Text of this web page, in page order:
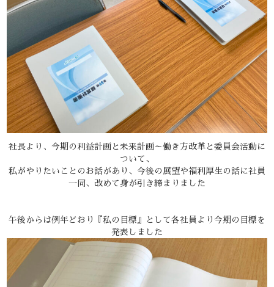
社長より、今期の利益計画と未来計画～働き方改革と委員会活動に
ついて、
私がやりたいことのお話があり、今後の展望や福利厚生の話に社員
一同、改めて身が引き締まりました
午後からは例年どおり『私の目標』として各社員より今期の目標を
発表しました